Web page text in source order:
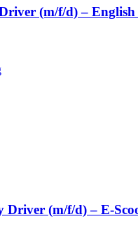
(m/f/d) –
Driver (m/f/d) – E-